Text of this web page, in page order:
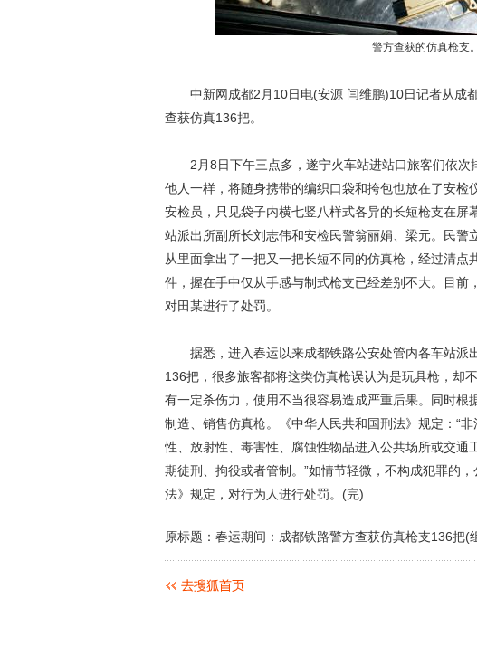
警方查获的仿真枪
中新网成都2月10日电(安源 闫维鹏)10日记者从成
查获仿真136把。
2月8日下午三点多，遂宁火车站进站口旅客们依次
他人一样，将随身携带的编织口袋和挎包也放在了安检
安检员，只见袋子内横七竖八样式各异的长短枪支在
站派出所副所长刘志伟和安检民警翁丽娟、梁元。民警
从里面拿出了一把又一把长短不同的仿真枪，经过清
件，握在手中仅从手感与制式枪支已经差别不大。目
对田某进行了处罚。
据悉，进入春运以来成都铁路公安处管内各车站派
136把，很多旅客都将这类仿真枪误认为是玩具枪，却
有一定杀伤力，使用不当很容易造成严重后果。同时根
制造、销售仿真枪。《中华人民共和国刑法》规定：“
性、放射性、毒害性、腐蚀性物品进入公共场所或交
期徒刑、拘役或者管制。”如情节轻微，不构成犯罪的
法》规定，对行为人进行处罚。(完)
原标题：春运期间：成都铁路警方查获仿真枪支136把(